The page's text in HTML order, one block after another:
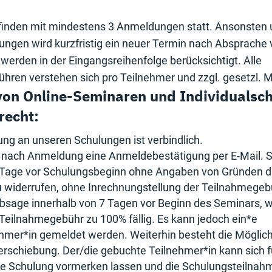
mit mindestens 3 Anmeldungen statt. Ansonsten
wird kurzfristig ein neuer Termin nach Absprache
in der Eingangsreihenfolge berücksichtigt. Alle
verstehen sich pro Teilnehmer und zzgl. gesetzl.
Online-Seminaren und
an unseren Schulungen ist verbindlich.
Anmeldung eine Anmeldebestätigung per E-Mail.
vor Schulungsbeginn ohne Angaben von Gründen
widerrufen, ohne Inrechnungstellung der
innerhalb von 7 Tagen vor Beginn des Seminars,
zu 100% fällig. Es kann jedoch ein*e
gemeldet werden. Weiterhin besteht die
Der/die gebuchte Teilnehmer*in kann sich
Schulung vormerken lassen und die